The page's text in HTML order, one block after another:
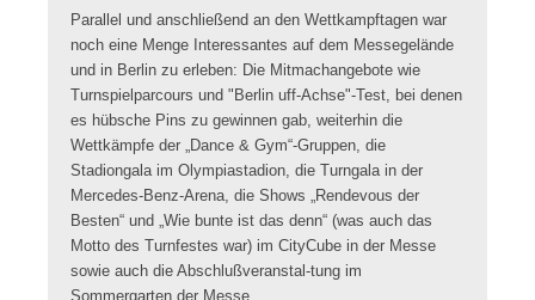
Parallel und anschließend an den Wettkampftagen war
noch eine Menge Interessantes auf dem Messegelände
und in Berlin zu erleben: Die Mitmachangebote wie
Turnspielparcours und "Berlin uff-Achse"-Test, bei denen
es hübsche Pins zu gewinnen gab, weiterhin die
Wettkämpfe der „Dance & Gym“-Gruppen, die
Stadiongala im Olympiastadion, die Turngala in der
Mercedes-Benz-Arena, die Shows „Rendevous der
Besten“ und „Wie bunte ist das denn“ (was auch das
Motto des Turnfestes war) im CityCube in der Messe
sowie auch die Abschlußveranstal-tung im